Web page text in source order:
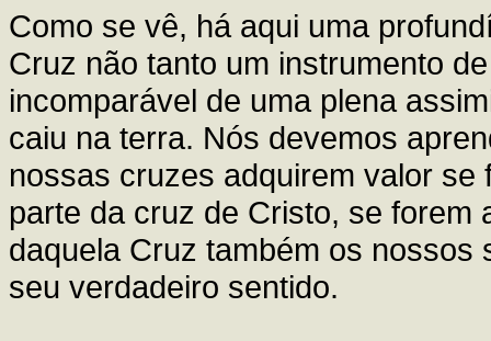
Como se vê, há aqui uma
Cruz não tanto um instrumento
incomparável de uma plena
caiu na terra. Nós devemos
nossas cruzes adquirem valor
parte da cruz de Cristo, se forem
daquela Cruz também os nossos
seu verdadeiro sentido.